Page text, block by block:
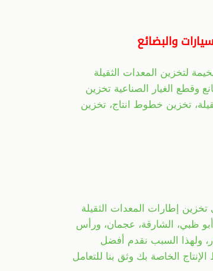
والبضائع
لتخزين المعدات الثقيلة
وقطع الغيار الصناعية تخزين
تخزين خطوط انتاج، تخزين
إطارات المعدات الثقيلة
أبو ظبي، الشارقة، عجمان، ورأس
ولهذا السبب نقدم أفضل
الخاصة بك وثق بنا للتعامل